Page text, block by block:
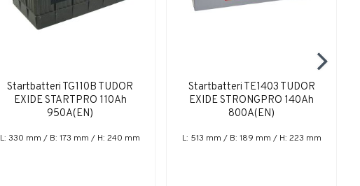
Startbatteri TG110B TUDOR
EXIDE STARTPRO 110Ah
950A(EN)
L: 330 mm / B: 173 mm / H: 240 mm
Startbatteri TE1403 TUDOR
EXIDE STRONGPRO 140Ah
800A(EN)
L: 513 mm / B: 189 mm / H: 223 mm